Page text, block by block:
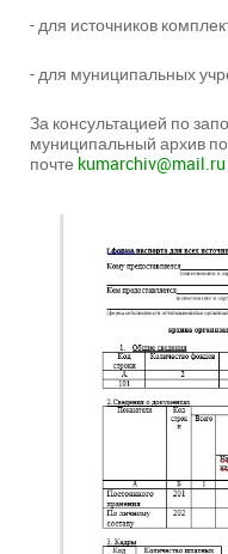
- для источников
- для муниципальных
За консультацией по
муниципальный архив
почте kumarchiv@mail.ru